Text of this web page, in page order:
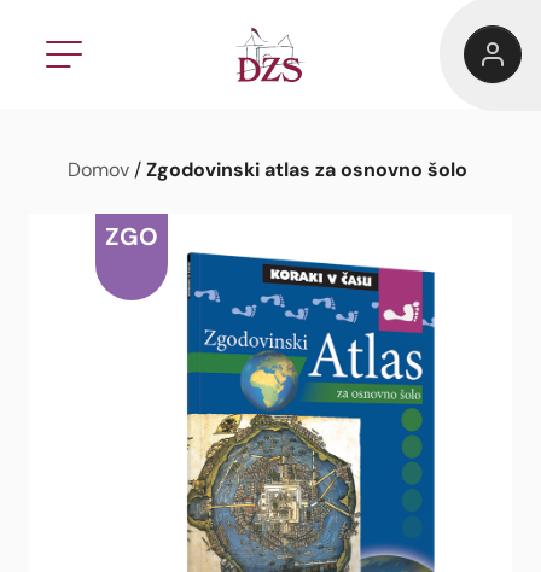
Domov / Zgodovinski atlas za osnovno šolo
ZGO